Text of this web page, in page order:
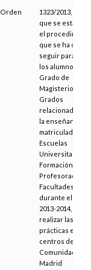
Orden
1323/2013, por la
que se
el
que se ha de
seguir para que
los alumnos de
Grado de
Magisterio y
Grados
relacionados
la enseñanza,
matriculados en
Escuelas
Universitarias
Formación del
Profesorado y
Facultades
durante el
2013-2014,
realizar las
prácticas en
centros de la
Comunidad de
Madrid